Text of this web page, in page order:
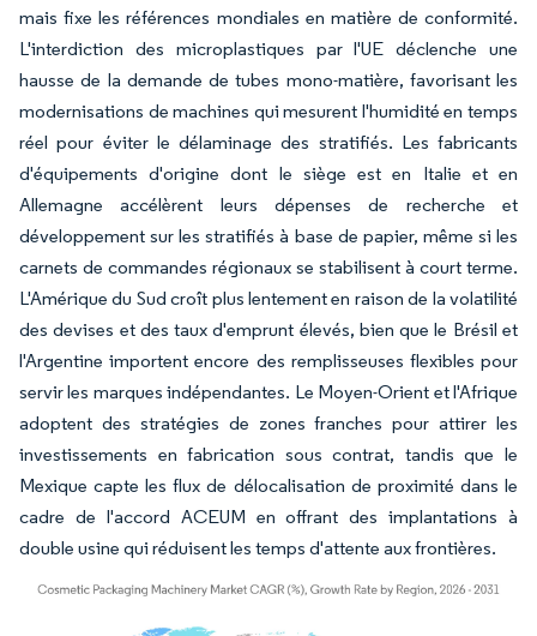
mais fixe les références mondiales en matière de conformité.
L'interdiction des microplastiques par l'UE déclenche une
hausse de la demande de tubes mono-matière, favorisant les
modernisations de machines qui mesurent l'humidité en temps
réel pour éviter le délaminage des stratifiés. Les fabricants
d'équipements d'origine dont le siège est en Italie et en
Allemagne accélèrent leurs dépenses de recherche et
développement sur les stratifiés à base de papier, même si les
carnets de commandes régionaux se stabilisent à court terme.
L'Amérique du Sud croît plus lentement en raison de la volatilité
des devises et des taux d'emprunt élevés, bien que le Brésil et
l'Argentine importent encore des remplisseuses flexibles pour
servir les marques indépendantes. Le Moyen-Orient et l'Afrique
adoptent des stratégies de zones franches pour attirer les
investissements en fabrication sous contrat, tandis que le
Mexique capte les flux de délocalisation de proximité dans le
cadre de l'accord ACEUM en offrant des implantations à
double usine qui réduisent les temps d'attente aux frontières.